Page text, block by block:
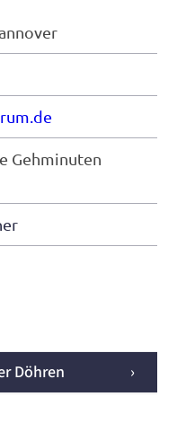
Gehminuten
Döhren